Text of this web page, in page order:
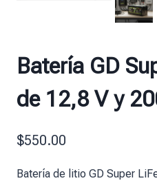
Batería GD
de 12,8 V y
$550.00
Batería de litio GD Super